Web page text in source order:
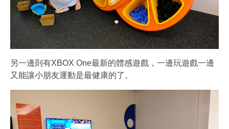
另一邊則有XBOX One最新的體感遊戲，一邊玩遊戲一邊
又能讓小朋友運動是最健康的了。